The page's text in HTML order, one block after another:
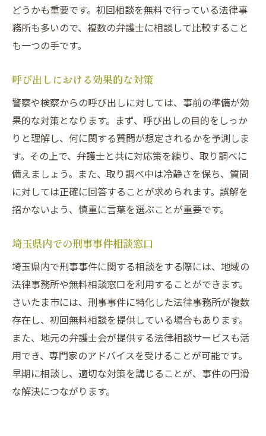
どうかも重要です。初回相談を無料で行っている法律事
務所も多いので、複数の弁護士に相談して比較すること
も一つの手です。
呼び出しにおける効果的な対策
警察や検察からの呼び出しに対しては、事前の準備が効
果的な対策となります。まず、呼び出しの目的をしっか
りと理解し、何に関する質問が想定されるかを予測しま
す。その上で、弁護士と共に対応策を練り、取り調べに
備えましょう。また、取り調べ中は冷静さを保ち、質問
に対しては正確に回答することが求められます。誤解を
招かないよう、慎重に言葉を選ぶことが重要です。
埼玉県内での刑事事件相談窓口
埼玉県内で刑事事件に関する相談をする際には、地域の
法律事務所や無料相談窓口を利用することができます。
さいたま市には、刑事事件に特化した法律事務所が複数
存在し、初回無料相談を提供している場合もあります。
また、地元の弁護士会が提供する法律相談サービスも活
用でき、専門家のアドバイスを受けることが可能です。
早期に相談し、適切な対策を講じることが、事件の円滑
な解決につながります。